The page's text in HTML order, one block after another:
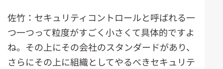
佐竹：セキュリティコントロールと呼ばれる一
つ一つって粒度がすごく小さくて具体的ですよ
ね。その上にその会社のスタンダードがあり、
さらにその上に組織としてやるべきセキュリテ